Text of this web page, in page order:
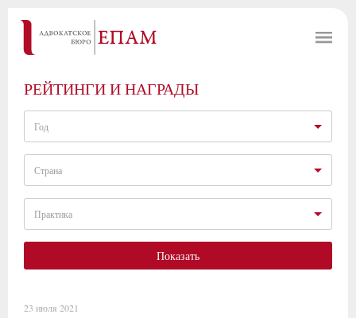
РЕЙТИНГИ И НАГРАДЫ
Год
Страна
Практика
Показать
23 июля 2021